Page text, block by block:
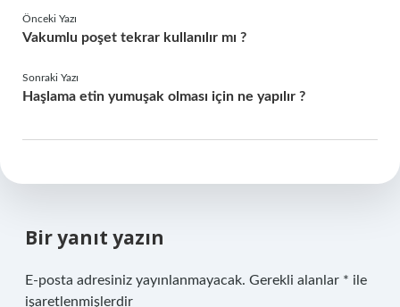
Önceki Yazı
Vakumlu poşet tekrar kullanılır mı ?
Sonraki Yazı
Haşlama etin yumuşak olması için ne yapılır ?
Bir yanıt yazın
E-posta adresiniz yayınlanmayacak. Gerekli alanlar * ile
işaretlenmişlerdir